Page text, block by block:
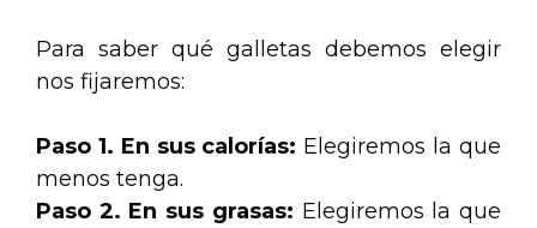
Para saber qué galletas debemos elegir
nos fijaremos:
Paso 1. En sus calorías: Elegiremos la que
menos tenga.
Paso 2. En sus grasas: Elegiremos la que